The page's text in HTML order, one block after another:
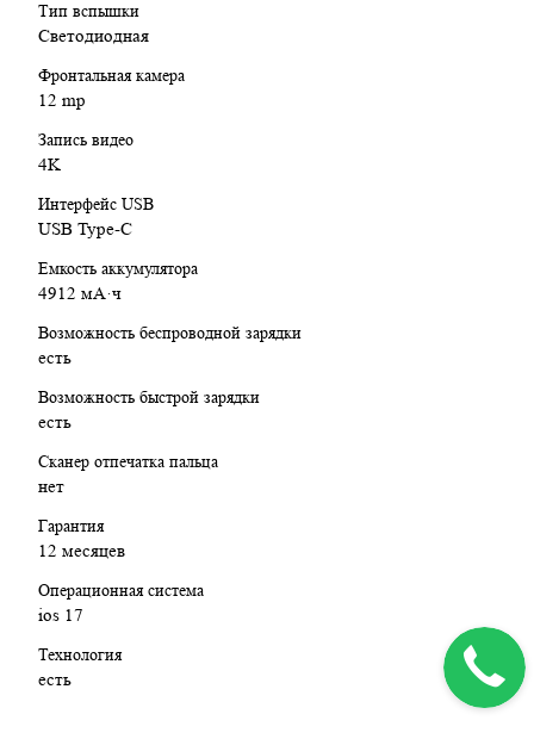
Тип вспышки
Светодиодная
Фронтальная камера
12 mp
Запись видео
4K
Интерфейс USB
USB Type-C
Емкость аккумулятора
4912 мА·ч
Возможность беспроводной зарядки
есть
Возможность быстрой зарядки
есть
Сканер отпечатка пальца
нет
Гарантия
12 месяцев
Операционная система
ios 17
Технология
есть